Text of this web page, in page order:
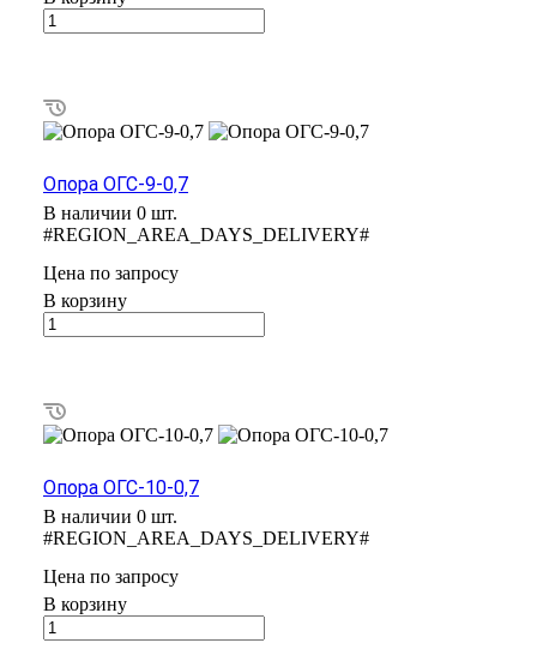
Опора ОГС-9-0,7
В наличии 0 шт.
#REGION_AREA_DAYS_DELIVERY#
Цена по запросу
В корзину
Опора ОГС-10-0,7
В наличии 0 шт.
#REGION_AREA_DAYS_DELIVERY#
Цена по запросу
В корзину